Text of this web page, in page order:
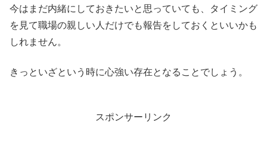
今はまだ内緒にしておきたいと思っていても、タイミング
を見て職場の親しい人だけでも報告をしておくといいかも
しれません。
きっといざという時に心強い存在となることでしょう。
スポンサーリンク